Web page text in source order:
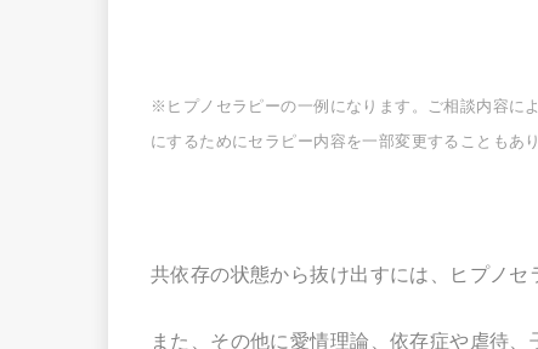
※ヒプノセラピーの一例になります。ご相談内容に
にするためにセラピー内容を一部変更することもあ
共依存の状態から抜け出すには、ヒプノセ
また、その他に愛情理論、依存症や虐待